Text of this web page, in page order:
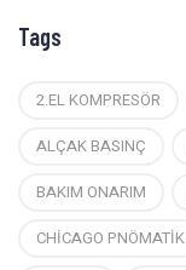
Tags
2.EL KOMPRESÖR
ALÇAK BASINÇ
BAKIM ONARIM
CHİCAGO PNÖMATİK